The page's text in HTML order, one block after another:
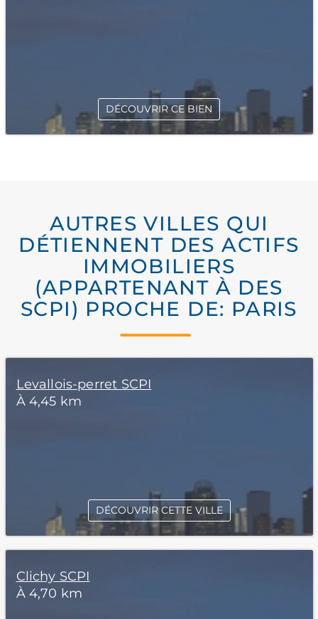
DÉCOUVRIR CE BIEN
AUTRES VILLES QUI
DÉTIENNENT DES ACTIFS
IMMOBILIERS
(APPARTENANT À DES
SCPI) PROCHE DE: PARIS
Levallois-perret SCPI
À 4,45 km
DÉCOUVRIR CETTE VILLE
Clichy SCPI
À 4,70 km